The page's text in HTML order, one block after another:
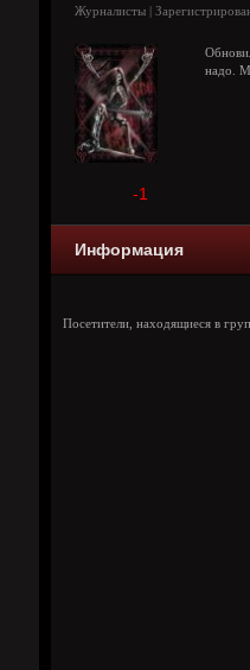
Журналисты |
надо.
-1
Информация
Посетители, находящиеся в